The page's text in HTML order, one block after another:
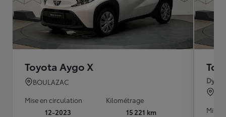
Toyota Aygo X
BOULAZAC
Mise en circulation
12-2023
Kilométrage
15 221 km
Mise